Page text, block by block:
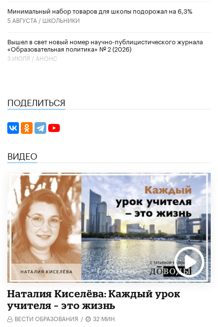
Минимальный набор товаров для школы подорожал на 6,3%
5 АВГУСТА / ШКОЛЬНИКИ
Вышел в свет новый номер научно-публицистического журнала
«Образовательная политика» № 2 (2026)
3 ИЮЛЯ / АНОНС
ПОДЕЛИТЬСЯ
ВИДЕО
Наталия Киселёва: Каждый урок
учителя – это жизнь
ВЕСТИ ОБРАЗОВАНИЯ / 32 МИН.